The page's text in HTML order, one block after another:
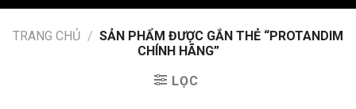
TRANG CHỦ / SẢN PHẨM ĐƯỢC GẮN THẺ “PROTANDIM
CHÍNH HÃNG”
LỌC